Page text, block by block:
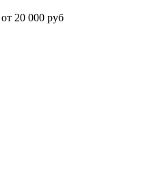
от 20 000 руб